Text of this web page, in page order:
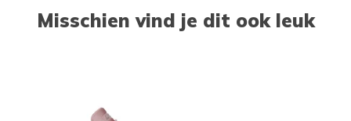
Misschien vind je dit ook leuk